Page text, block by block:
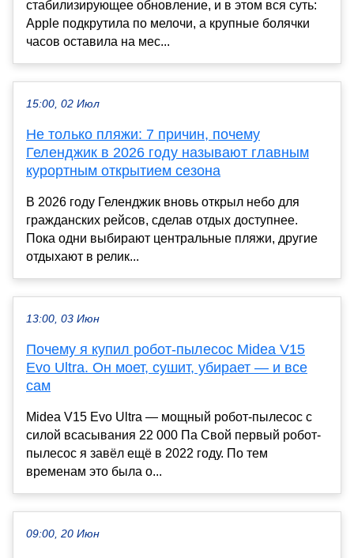
стабилизирующее обновление, и в этом вся суть:
Apple подкрутила по мелочи, а крупные болячки
часов оставила на мес...
15:00, 02 Июл
Не только пляжи: 7 причин, почему
Геленджик в 2026 году называют главным
курортным открытием сезона
В 2026 году Геленджик вновь открыл небо для
гражданских рейсов, сделав отдых доступнее.
Пока одни выбирают центральные пляжи, другие
отдыхают в релик...
13:00, 03 Июн
Почему я купил робот-пылесос Midea V15
Evo Ultra. Он моет, сушит, убирает — и все
сам
Midea V15 Evo Ultra — мощный робот-пылесос с
силой всасывания 22 000 Па Свой первый робот-
пылесос я завёл ещё в 2022 году. По тем
временам это была о...
09:00, 20 Июн